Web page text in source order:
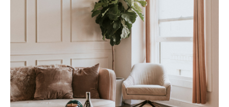
PROJET COMMENCE ICI
En savoir plus